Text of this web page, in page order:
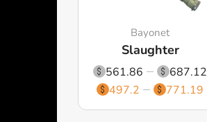
Bayonet
Slaughter
561.86
687.12
497.2
771.19